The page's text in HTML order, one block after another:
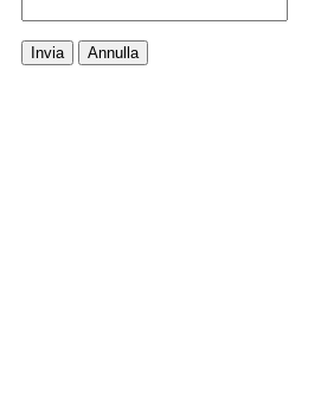
Invia Annulla